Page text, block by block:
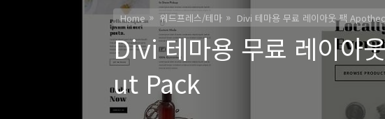
Home 워드프레스/테마 Divi 테마용 무료 레이아웃 팩
Divi 테마용 무료 레이아
ut Pack